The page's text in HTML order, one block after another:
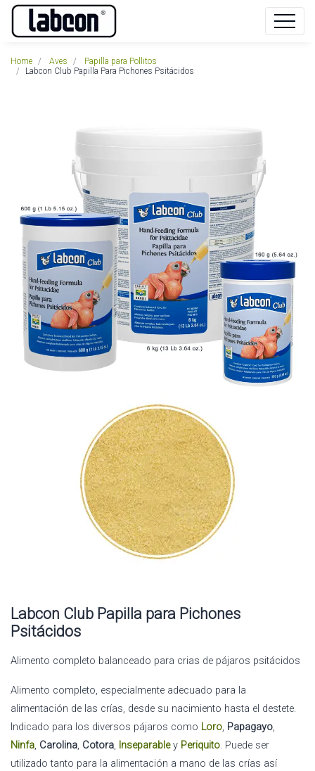
Home Aves
Papilla para Pollitos
Labcon Club Papilla Para Pichones Psitácidos
Labcon Club Papilla para Pichones
Psitácidos
Alimento completo balanceado para crias de pájaros psitácidos
Alimento completo, especialmente adecuado para la
alimentación de las crías, desde su nacimiento hasta el destete.
Indicado para los diversos pájaros como Loro, Papagayo,
Ninfa, Carolina, Cotora, Inseparabley Periquito. Puede ser
utilizado tanto para la alimentación a mano de las crías así